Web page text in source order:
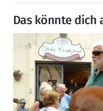
Das könnte dich